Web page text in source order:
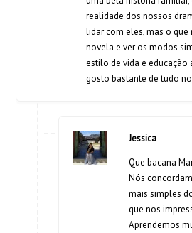
realidade dos nossos
lidar com eles, mas o que
novela e ver os modos
estilo de vida e educação
gosto bastante de tudo
Jessica
Que bacana
Nós
mais simples
que nos
Aprendemos